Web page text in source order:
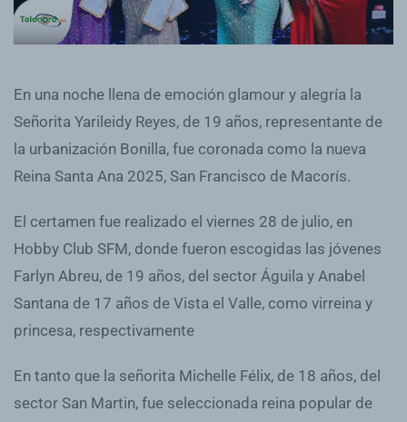
En una noche llena de emoción glamour y alegría la
Señorita Yarileidy Reyes, de 19 años, representante de
la urbanización Bonilla, fue coronada como la nueva
Reina Santa Ana 2025, San Francisco de Macorís.
El certamen fue realizado el viernes 28 de julio, en
Hobby Club SFM, donde fueron escogidas las jóvenes
Farlyn Abreu, de 19 años, del sector Águila y Anabel
Santana de 17 años de Vista el Valle, como virreina y
princesa, respectivamente
En tanto que la señorita Michelle Félix, de 18 años, del
sector San Martin, fue seleccionada reina popular de